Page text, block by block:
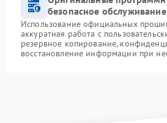
безопасное
Использование официальных
аккуратная работа с
резервное копирование,
восстановление информации при